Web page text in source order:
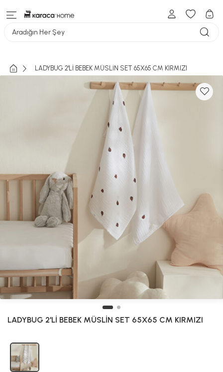
Aradığın Her Şey
LADYBUG 2'Lİ BEBEK MÜSLİN SET 65X65 CM KIRMIZI
LADYBUG 2'Lİ BEBEK MÜSLİN SET 65X65 CM KIRMIZI